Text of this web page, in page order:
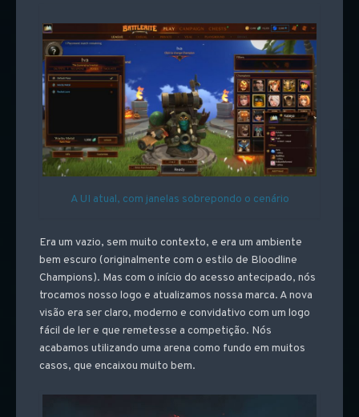
A UI atual, com janelas sobrepondo o cenário
Era um vazio, sem muito contexto, e era um ambiente
bem escuro (originalmente com o estilo de Bloodline
Champions). Mas com o início do acesso antecipado, nós
trocamos nosso logo e atualizamos nossa marca. A nova
visão era ser claro, moderno e convidativo com um logo
fácil de ler e que remetesse a competição. Nós
acabamos utilizando uma arena como fundo em muitos
casos, que encaixou muito bem.